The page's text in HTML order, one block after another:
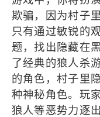
欺骗，因为村子
只有通过敏锐的
题，找出隐藏在
了经典的狼人杀
的角色，村子里
种神秘角色。玩
狼人等恶势力逐